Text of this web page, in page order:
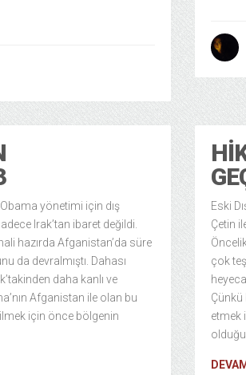
yönetimi için dış
Irak’tan ibaret değildi.
hazırda Afganistan’da süre
da devralmıştı. Dahası
daha kanlı ve
Afganistan ile olan bu
için önce bölgenin
Eski
Çetin
çok
etmek
DEVAMI